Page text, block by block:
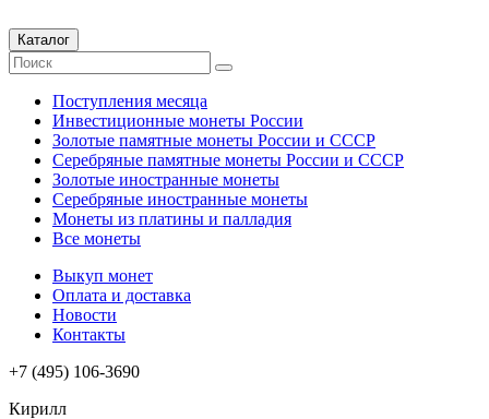
Каталог
Поступления месяца
Инвестиционные монеты России
Золотые памятные монеты России и СССР
Серебряные памятные монеты России и СССР
Золотые иностранные монеты
Серебряные иностранные монеты
Монеты из платины и палладия
Все монеты
Выкуп монет
Оплата и доставка
Новости
Контакты
+7 (495) 106-3690
Кирилл